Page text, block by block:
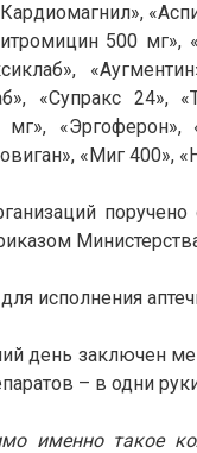
500
«Супракс 24»,
«Эргоферон»,
«Миг 400»,
исполнения
день заключен
– в одни
именно такое